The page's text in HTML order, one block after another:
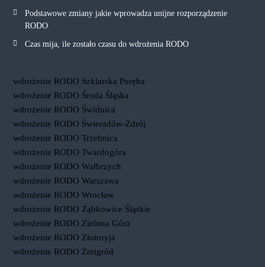
Podstawowe zmiany jakie wprowadza unijne rozporządzenie
RODO
Czas mija, ile zostało czasu do wdrożenia RODO
wdrożenie RODO Szklarska Poręba
wdrożenie RODO Środa Śląska
wdrożenie RODO Świdnica
wdrożenie RODO Świeradów-Zdrój
wdrożenie RODO Trzebnica
wdrożenie RODO Twardogóra
wdrożenie RODO Wałbrzych
wdrożenie RODO Warszawa
wdrożenie RODO Wrocław
wdrożenie RODO Ząbkowice Śląskie
wdrożenie RODO Zielona Góra
wdrożenie RODO Złotoryja
wdrożenie RODO Żmigród